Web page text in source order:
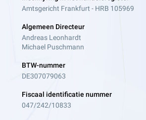
Amtsgericht Frankfurt - HRB 105969
Algemeen Directeur
Andreas Leonhardt
Michael Puschmann
BTW-nummer
DE307079063
Fiscaal identificatie nummer
047/242/10833